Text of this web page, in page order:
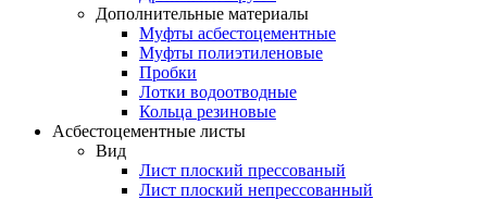
Дополнительные материалы
Муфты асбестоцементные
Муфты полиэтиленовые
Пробки
Лотки водоотводные
Кольца резиновые
Асбестоцементные листы
Вид
Лист плоский прессованый
Лист плоский непрессованный